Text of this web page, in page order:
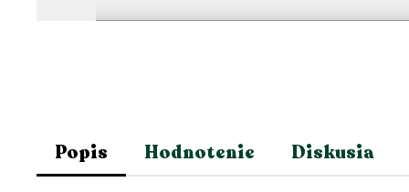
Popis Hodnotenie Diskusia